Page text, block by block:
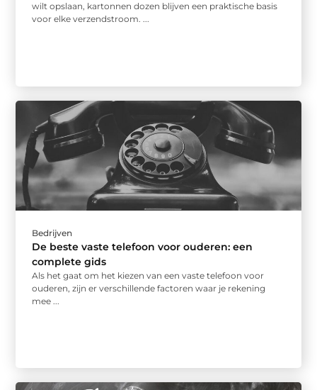
wilt opslaan, kartonnen dozen blijven een praktische basis
voor elke verzendstroom. ...
Bedrijven
De beste vaste telefoon voor ouderen: een
complete gids
Als het gaat om het kiezen van een vaste telefoon voor
ouderen, zijn er verschillende factoren waar je rekening
mee ...